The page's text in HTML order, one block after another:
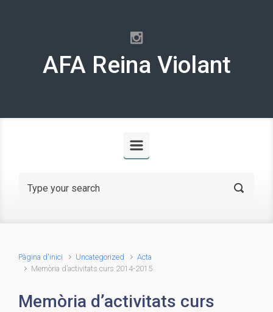
AFA Reina Violant
Pàgina d'inici Uncategorized
Acta
Memòria d’activitats curs 2014-2015
Memòria d’activitats curs